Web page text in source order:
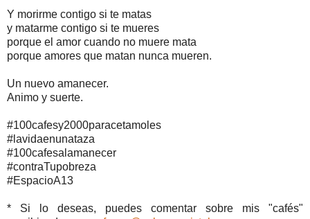
Y morirme contigo si te matas
y matarme contigo si te mueres
porque el amor cuando no muere mata
porque amores que matan nunca mueren.
Un nuevo amanecer.
Animo y suerte.
#100cafesy2000paracetamoles
#lavidaenunataza
#100cafesalamanecer
#contraTupobreza
#EspacioA13
* Si lo deseas, puedes comentar sobre mis "cafés"